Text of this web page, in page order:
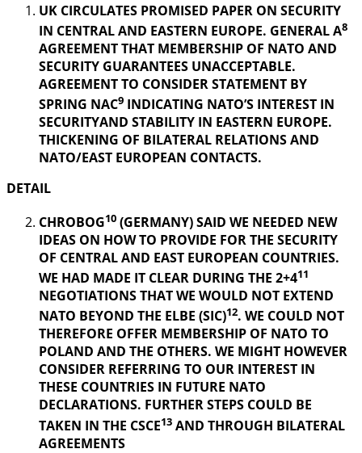
UK CIRCULATES PROMISED PAPER ON SECURITY
IN CENTRAL AND EASTERN EUROPE. GENERAL A8
AGREEMENT THAT MEMBERSHIP OF NATO AND
SECURITY GUARANTEES UNACCEPTABLE.
AGREEMENT TO CONSIDER STATEMENT BY
SPRING NAC9 INDICATING NATO’S INTEREST IN
SECURITYAND STABILITY IN EASTERN EUROPE.
THICKENING OF BILATERAL RELATIONS AND
NATO/EAST EUROPEAN CONTACTS.
DETAIL
CHROBOG10 (GERMANY) SAID WE NEEDED NEW
IDEAS ON HOW TO PROVIDE FOR THE SECURITY
OF CENTRAL AND EAST EUROPEAN COUNTRIES.
WE HAD MADE IT CLEAR DURING THE 2+411
NEGOTIATIONS THAT WE WOULD NOT EXTEND
NATO BEYOND THE ELBE (SIC)12. WE COULD NOT
THEREFORE OFFER MEMBERSHIP OF NATO TO
POLAND AND THE OTHERS. WE MIGHT HOWEVER
CONSIDER REFERRING TO OUR INTEREST IN
THESE COUNTRIES IN FUTURE NATO
DECLARATIONS. FURTHER STEPS COULD BE
TAKEN IN THE CSCE13 AND THROUGH BILATERAL
AGREEMENTS